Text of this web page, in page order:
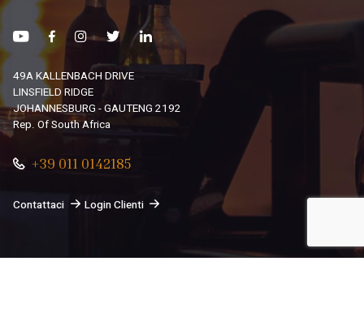
49A KALLENBACH DRIVE
LINSFIELD RIDGE
JOHANNESBURG - GAUTENG 2192
Rep. Of South Africa
+39 011 0142185
Contattaci Login Clienti